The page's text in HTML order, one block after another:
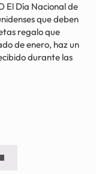
El Día Nacional de
que deben
regalo que
de enero, haz un
durante las
– Tercer sábado de